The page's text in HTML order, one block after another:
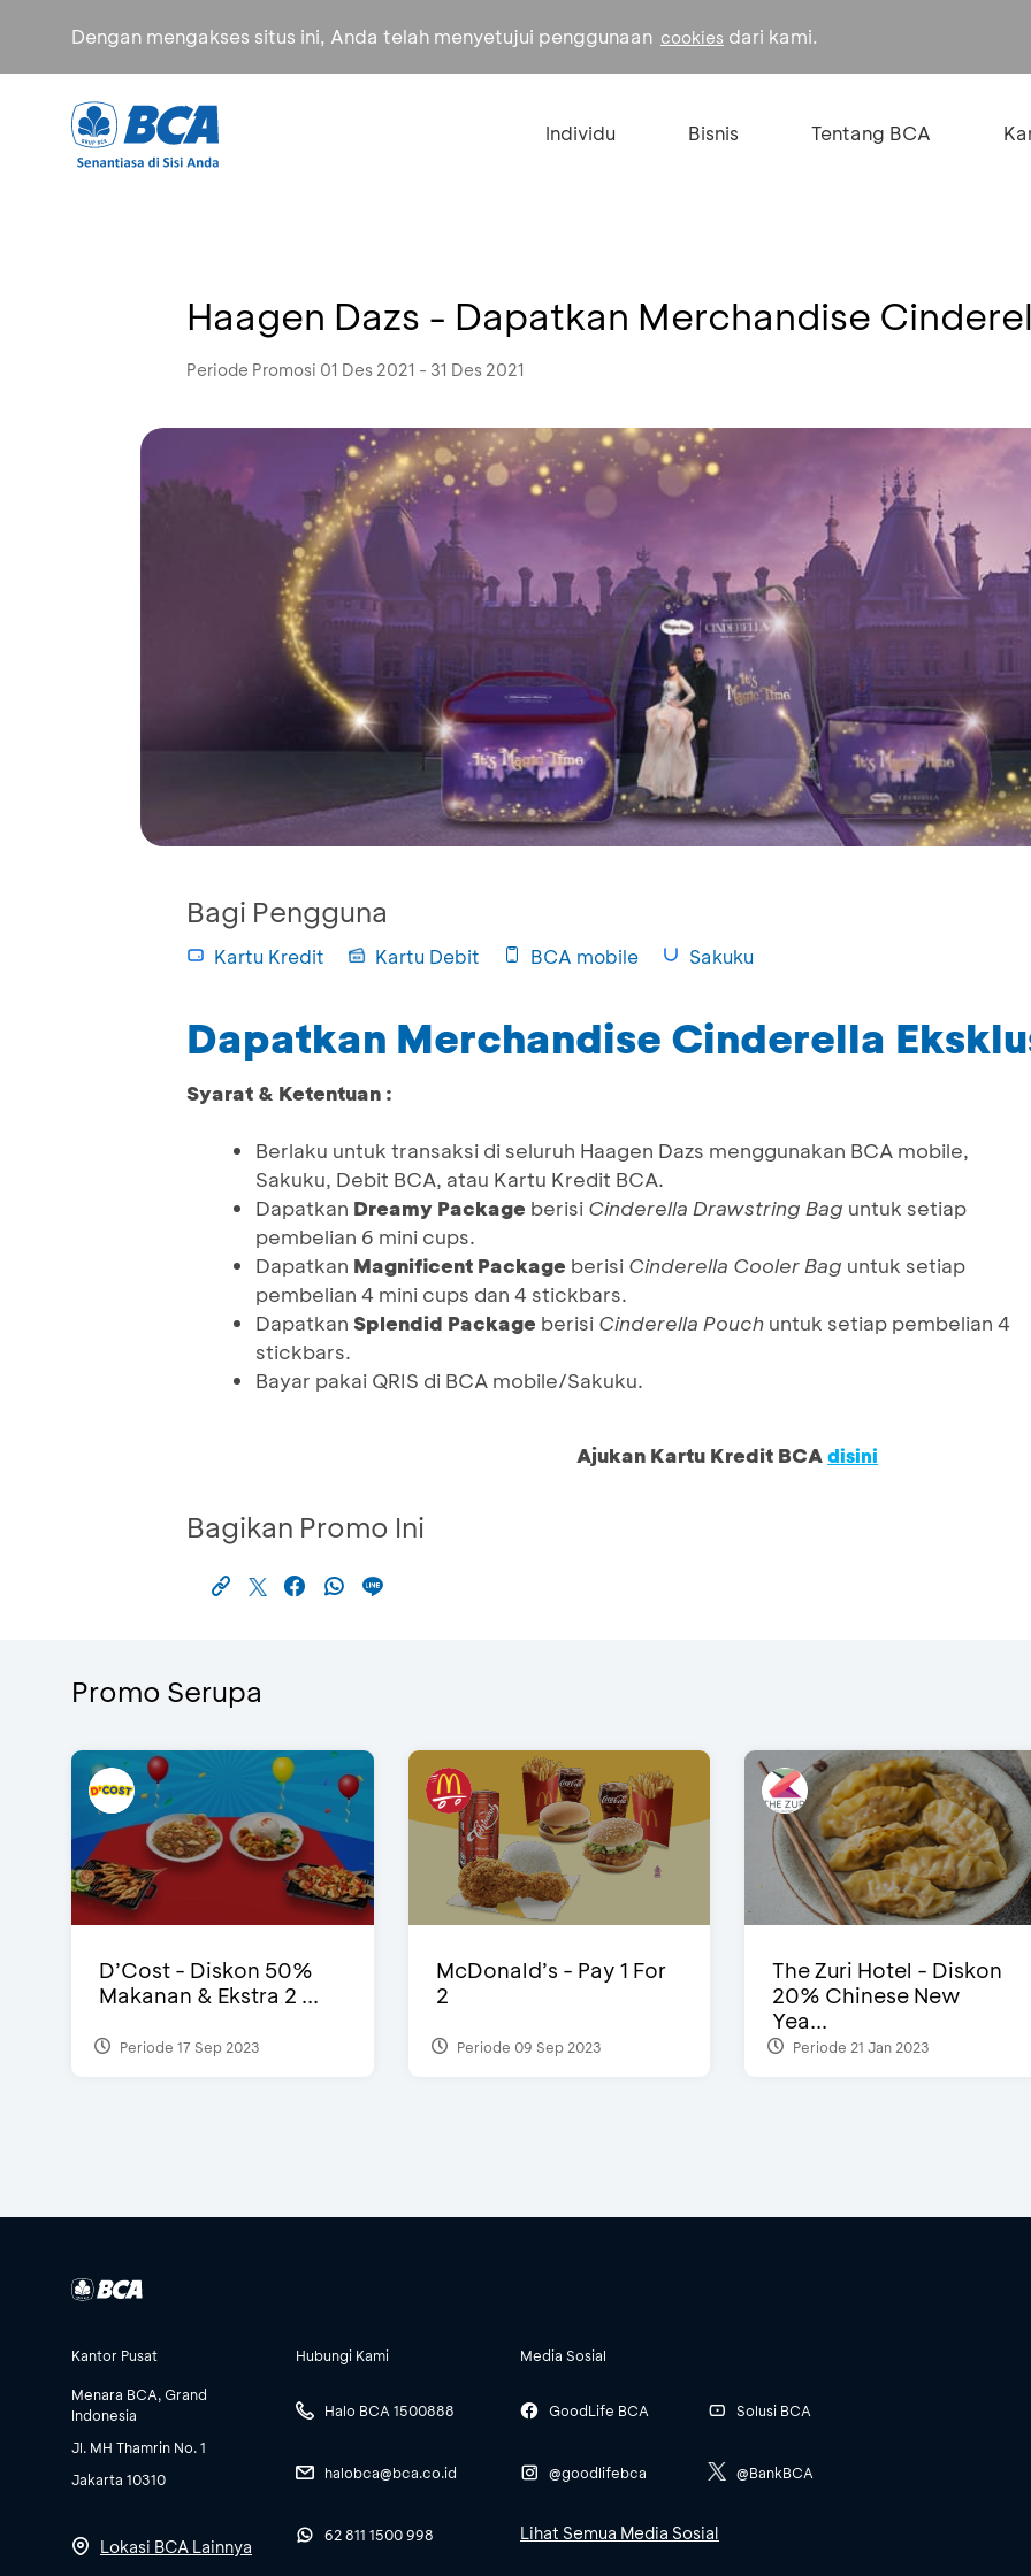
Dengan mengakses situs ini, Anda telah menyetujui penggunaan cookies dari kami.
Individu Bisnis Tentang BCA
Haagen Dazs - Dapatkan Merchandise
Periode Promosi 01 Des 2021 - 31 Des 2021
Bagi Pengguna
Kartu Kredit Kartu Debit BCA mobile Sakuku
Dapatkan Merchandise Cinderella
Syarat & Ketentuan :
Berlaku untuk transaksi di seluruh Haagen Dazs menggunakan BCA mobile,
Sakuku, Debit BCA, atau Kartu Kredit BCA.
Dapatkan Dreamy Package berisi Cinderella Drawstring Bag untuk setiap
pembelian 6 mini cups.
Dapatkan Magnificent Package berisi Cinderella Cooler Bag untuk setiap
pembelian 4 mini cups dan 4 stickbars.
Dapatkan Splendid Package berisi Cinderella Pouch untuk setiap pembelian 4
stickbars.
Bayar pakai QRIS di BCA mobile/Sakuku.
Ajukan Kartu Kredit BCAdisini
Bagikan Promo Ini
Promo Serupa
D’Cost - Diskon 50%
Makanan & Ekstra 2 ...
Periode 17 Sep 2023
McDonald’s - Pay 1 For
2
Periode 09 Sep 2023
The Zuri Hotel - Diskon
20% Chinese New
Yea...
Periode 21 Jan 2023
Kantor Pusat
Menara BCA, Grand
Indonesia
Jl. MH Thamrin No. 1
Jakarta 10310
Lokasi BCA Lainnya
Hubungi Kami
Halo BCA 1500888
halobca@bca.co.id
62 811 1500 998
Media Sosial
GoodLife BCA
@goodlifebca
Solusi BCA
@BankBCA
Lihat Semua Media Sosial